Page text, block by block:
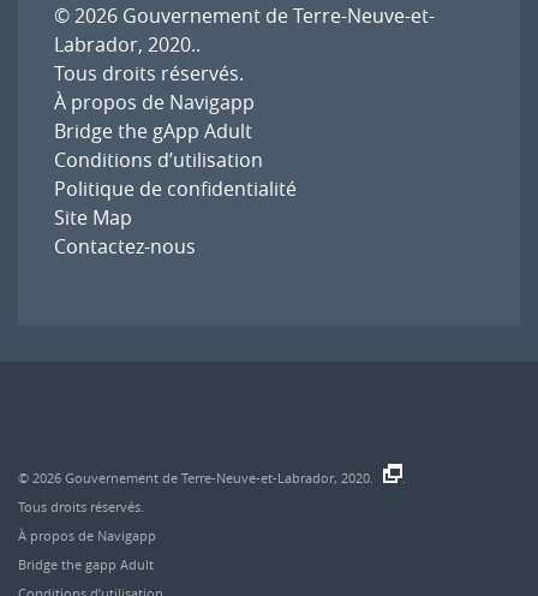
© 2026 Gouvernement de Terre-Neuve-et-
Labrador, 2020..
Tous droits réservés.
À propos de Navigapp
Bridge the gApp Adult
Conditions d’utilisation
Politique de confidentialité
Site Map
Contactez-nous
© 2026 Gouvernement de Terre-Neuve-et-Labrador, 2020.
Tous droits réservés.
À propos de Navigapp
Bridge the gapp Adult